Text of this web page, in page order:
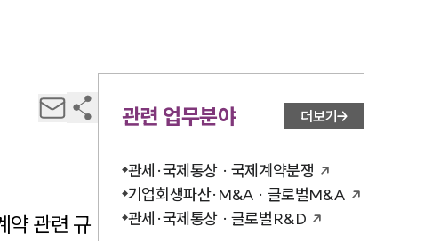
약 관련 규
관련 업무분야 더보기
관세·국제통상 · 국제계약분쟁
기업회생파산·M&A · 글로벌M&A
관세·국제통상 · 글로벌R&D